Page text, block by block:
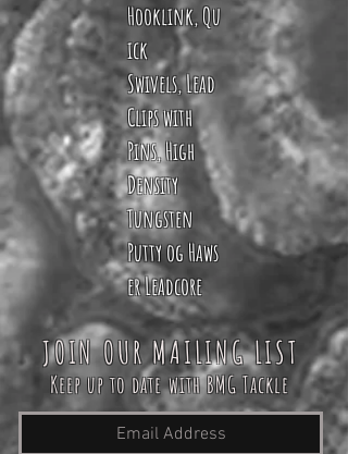
Hooklink,Qu
ick
Swivels,Lead
Clips with
Pins,High
Density
Tungsten
PuttyogHaws
er Leadcore
JOIN OUR MAILING LIST
Keep up to date with BMG Tackle